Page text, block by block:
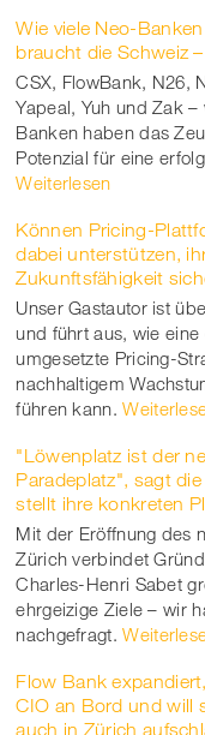
Wie viele Neo-
braucht die Schweiz
CSX, FlowBank, N26,
Yapeal, Yuh und Zak
Banken haben das
Potenzial für eine
Weiterlesen
Können Pricing-
dabei unterstützen,
Zukunftsfähigkeit
Unser Gastautor ist
und führt aus, wie
umgesetzte Pricing-
nachhaltigem
führen kann.
"Löwenplatz ist der
Paradeplatz", sagt
stellt ihre konkreten
Mit der Eröffnung des
Zürich verbindet
Charles-Henri Sabet
ehrgeizige Ziele – wir
nachgefragt.
Flow Bank
CIO an Bord und will
auch in Zürich